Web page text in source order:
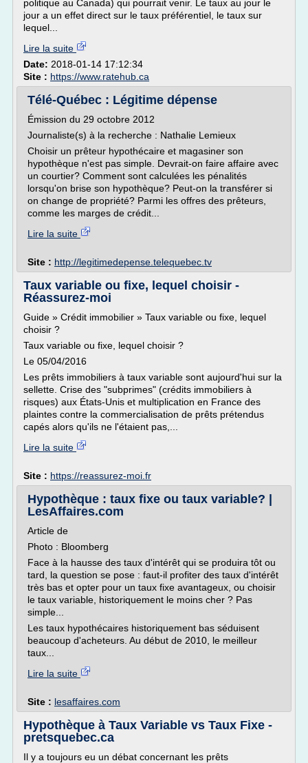
politique au Canada) qui pourrait venir. Le taux au jour le
jour a un effet direct sur le taux préférentiel, le taux sur
lequel...
Lire la suite
Date: 2018-01-14 17:12:34
Site : https://www.ratehub.ca
Télé-Québec : Légitime dépense
Émission du 29 octobre 2012
Journaliste(s) à la recherche : Nathalie Lemieux
Choisir un prêteur hypothécaire et magasiner son
hypothèque n'est pas simple. Devrait-on faire affaire avec
un courtier? Comment sont calculées les pénalités
lorsqu'on brise son hypothèque? Peut-on la transférer si
on change de propriété? Parmi les offres des prêteurs,
comme les marges de crédit...
Lire la suite
Site : http://legitimedepense.telequebec.tv
Taux variable ou fixe, lequel choisir -
Réassurez-moi
Guide » Crédit immobilier » Taux variable ou fixe, lequel
choisir ?
Taux variable ou fixe, lequel choisir ?
Le 05/04/2016
Les prêts immobiliers à taux variable sont aujourd'hui sur la
sellette. Crise des "subprimes" (crédits immobiliers à
risques) aux États-Unis et multiplication en France des
plaintes contre la commercialisation de prêts prétendus
capés alors qu'ils ne l'étaient pas,...
Lire la suite
Site : https://reassurez-moi.fr
Hypothèque : taux fixe ou taux variable? |
LesAffaires.com
Article de
Photo : Bloomberg
Face à la hausse des taux d'intérêt qui se produira tôt ou
tard, la question se pose : faut-il profiter des taux d'intérêt
très bas et opter pour un taux fixe avantageux, ou choisir
le taux variable, historiquement le moins cher ? Pas
simple...
Les taux hypothécaires historiquement bas séduisent
beaucoup d'acheteurs. Au début de 2010, le meilleur
taux...
Lire la suite
Site : lesaffaires.com
Hypothèque à Taux Variable vs Taux Fixe -
pretsquebec.ca
Il y a toujours eu un débat concernant les prêts